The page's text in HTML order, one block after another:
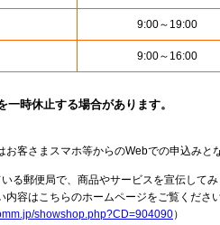
9:00～19:00
9:00～16:00
時休止する場合があります。
客さまスマホ等からのWebでの申込みと
る郵便局で、商品やサービスを宣伝して
容はこちらのホームページをご覧くださ
showshop.php?CD=904090）